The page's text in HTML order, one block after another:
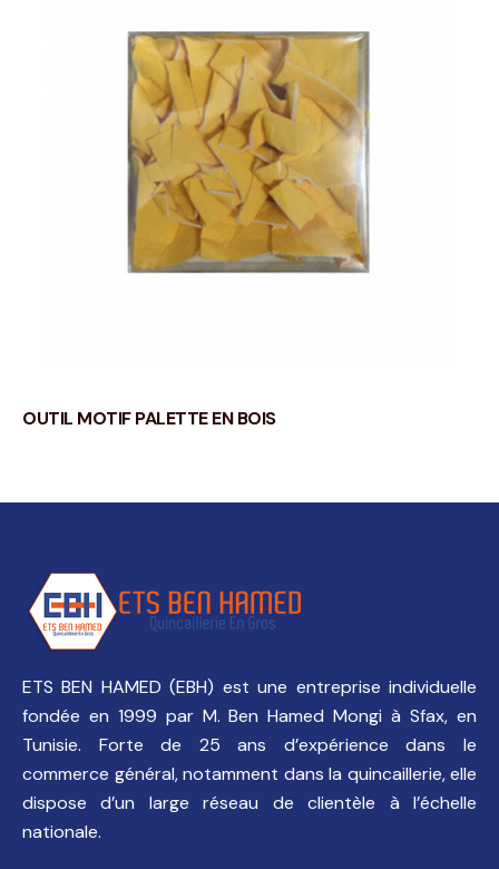
OUTIL MOTIF PALETTE EN BOIS
ETS BEN HAMED (EBH) est une entreprise individuelle
fondée en 1999 par M. Ben Hamed Mongi à Sfax, en
Tunisie. Forte de 25 ans d’expérience dans le
commerce général, notamment dans la quincaillerie, elle
dispose d’un large réseau de clientèle à l’échelle
nationale.